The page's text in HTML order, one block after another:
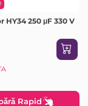
HY34 250 μF 330 V
Rapid